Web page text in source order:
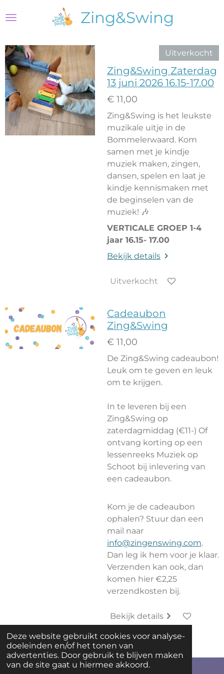
Deze website gebruikt cookies voor analyse-
doeleinden en/of het tonen van
advertenties. Door gebruik te blijven maken
van de site gaat u hiermee akkoord.
direct
de
hoofdinhoud
Zing&Swing
Uitverkocht
Zing&Swing Zaterdag
13 juni 2026 16.15-17.00
€ 11,00
Zing&Swing is het leukste
muzikale uitje in de
Bommelerwaard. Kom
samen met je kindje
muziek maken, zingen,
dansen, spelen en laat je
kindje kennismaken met
de beginselen van de
muziek! 🎶
VERTICALE GROEP 1-4
jaar 16.15- 17.00
Bekijk details
Uitverkocht
Cadeaubon
Zing&Swing
€ 11,00
De Zing&Swing cadeaubon!
Leuk om te geven en leuk
om te krijgen.
In te leveren bij een
Zing&Swing op
zaterdagmiddag (€11-) Of
ontvang korting op een
lessenreeks Muziek op
Schoot bij inlevering van
een cadeaubon.
Kom je de cadeaubon
ophalen? Stuur dan een
mail naar
info@zingenswing.com.
Dan leg ik hem voor je klaar.
Verzenden kan ook, dan
komen hier €2,25
verzendkosten bij.
Bekijk details